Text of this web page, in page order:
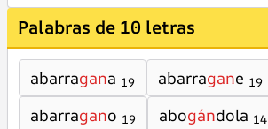
Palabras de 10 letras
abarragana 19 abarragane 19
abarragano 19 abogándola 14